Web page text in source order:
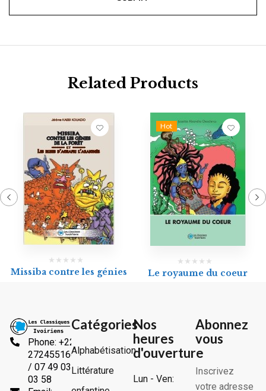
Related Products
Missiba contre les génies
Hot
Le royaume du coeur
Phone: +225
2724551666
/ 07 49 03
03 58
Catégories
Alphabétisation
Littérature
Nos
heures
d'ouverture
Lun - Ven:
Abonnez
vous
Inscrivez
votre adresse